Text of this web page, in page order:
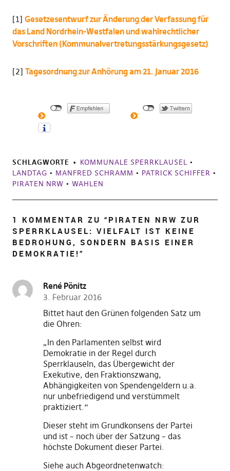
[1] Gesetzesentwurf zur Änderung der Verfassung für
das Land Nordrhein-Westfalen und wahlrechtlicher
Vorschriften (Kommunalvertretungsstärkungsgesetz)
[2] Tagesordnung zur Anhörung am 21. Januar 2016
SCHLAGWORTE KOMMUNALE SPERRKLAUSEL •
LANDTAG • MANFRED SCHRAMM • PATRICK SCHIFFER •
PIRATEN NRW • WAHLEN
1 KOMMENTAR ZU “ PIRATEN NRW ZUR
SPERRKLAUSEL: VIELFALT IST KEINE
BEDROHUNG, SONDERN BASIS EINER
DEMOKRATIE!”
René Pönitz
3. Februar 2016
Bittet haut den Grünen folgenden Satz um
die Ohren:
„In den Parlamenten selbst wird
Demokratie in der Regel durch
Sperrklauseln, das Übergewicht der
Exekutive, den Fraktionszwang,
Abhängigkeiten von Spendengeldern u.a.
nur unbefriedigend und verstümmelt
praktiziert.“
Dieser steht im Grundkonsens der Partei
und ist – noch über der Satzung – das
höchste Dokument dieser Partei.
Siehe auch Abgeordnetenwatch: